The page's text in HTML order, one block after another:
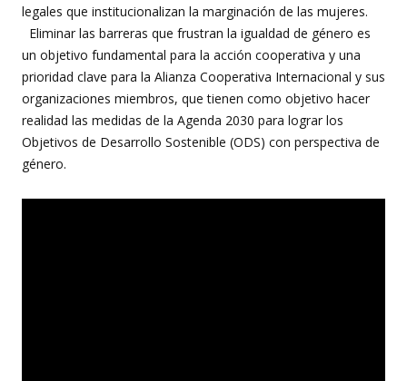
legales que institucionalizan la marginación de las mujeres.
Eliminar las barreras que frustran la igualdad de género es
un objetivo fundamental para la acción cooperativa y una
prioridad clave para la Alianza Cooperativa Internacional y sus
organizaciones miembros, que tienen como objetivo hacer
realidad las medidas de la Agenda 2030 para lograr los
Objetivos de Desarrollo Sostenible (ODS) con perspectiva de
género.